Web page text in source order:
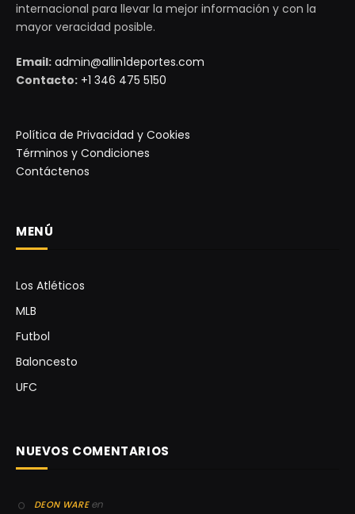
internacional para llevar la mejor información y con la
mayor veracidad posible.
Email: admin@allin1deportes.com
Contacto: +1 346 475 5150
Política de Privacidad y Cookies
Términos y Condiciones
Contáctenos
MENÚ
Los Atléticos
MLB
Futbol
Baloncesto
UFC
NUEVOS COMENTARIOS
DEON WAREen